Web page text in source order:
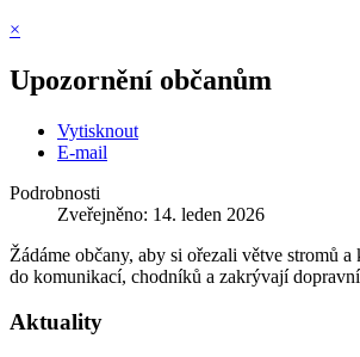
×
Upozornění občanům
Vytisknout
E-mail
Podrobnosti
Zveřejněno: 14. leden 2026
Žádáme občany, aby si ořezali větve stromů a
do komunikací, chodníků a zakrývají
Aktuality